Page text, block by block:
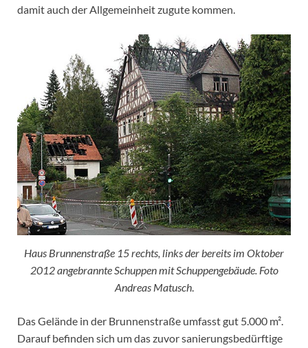
damit auch der Allgemeinheit zugute kommen.
Haus Brunnenstraße 15 rechts, links der bereits im Oktober
2012 angebrannte Schuppen mit Schuppengebäude. Foto
Andreas Matusch.
Das Gelände in der Brunnenstraße umfasst gut 5.000 m².
Darauf befinden sich um das zuvor sanierungsbedürftige